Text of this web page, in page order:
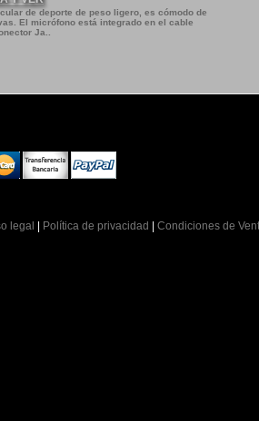
de deporte de peso ligero, es cómodo de
El micrófono está integrado en el cable
Ja..
legal Política de privacidad Condiciones de